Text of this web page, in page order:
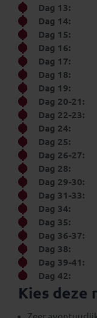
Dag 13:
Dag 14:
Dag 15:
Dag 16:
Dag 17:
Dag 18:
Dag 19:
Dag 20-21:
Dag 22-23:
Dag 24:
Dag 25:
Dag 26-27:
Dag 28:
Dag 29-30:
Dag 31-33:
Dag 34:
Dag 35:
Dag 36-37:
Dag 38:
Dag 39-41:
Dag 42:
Kies deze